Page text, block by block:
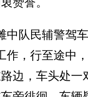
队民辅警驾
作，行至途中
边，车头处一